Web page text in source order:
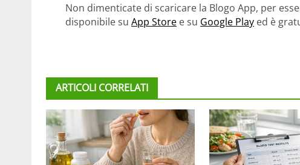
Non dimenticate di scaricare la Blogo App, per
disponibile su App Store e su Google Play ed è
ARTICOLI CORRELATI